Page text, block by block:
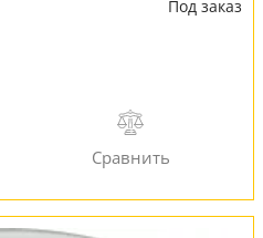
Под заказ